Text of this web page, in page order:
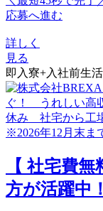
応募へ進む
詳しく
見る
即入寮+入社前生
【 社宅費
方が活躍中